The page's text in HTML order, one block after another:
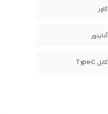
کاور
آداپتور
کابل Type-C